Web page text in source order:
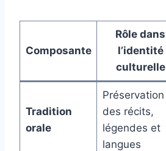
Composante
Rôle dans
l’identité
culturelle
Tradition
orale
Préservation
des récits,
légendes et
langues